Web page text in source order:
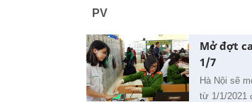
PV
Mở đợt
1/7
Hà Nội sẽ
từ 1/1/2021